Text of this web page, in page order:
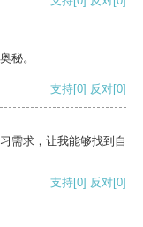
秘。
支持[0] 反对[0]
需求，让我能够找到自
支持[0] 反对[0]